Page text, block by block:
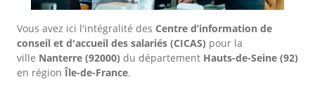
Vous avez ici l'intégralité des Centre d’information de
conseil et d'accueil des salariés (CICAS) pour la
ville Nanterre (92000) du département Hauts-de-Seine (92)
en région Île-de-France.